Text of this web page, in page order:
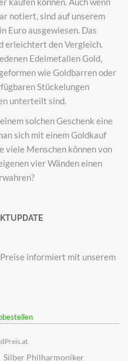
notiert, sind auf unserem
Euro ausgewiesen. Das
erleichtert den Vergleich.
Edelmetallen Gold,
wie Goldbarren oder
Stückelungen
unterteilt sind.
solchen Geschenk eine
sich mit einem Goldkauf
viele Menschen können von
vier Wänden einen
informiert mit unserem
Silber Philharmoniker